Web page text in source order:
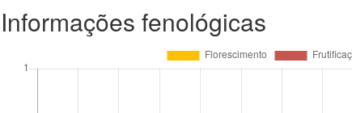
Informações fenológicas